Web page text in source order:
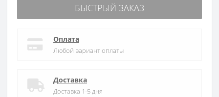
БЫСТРЫЙ ЗАКАЗ
Оплата
Любой вариант оплаты
Доставка
Доставка 1-5 дня